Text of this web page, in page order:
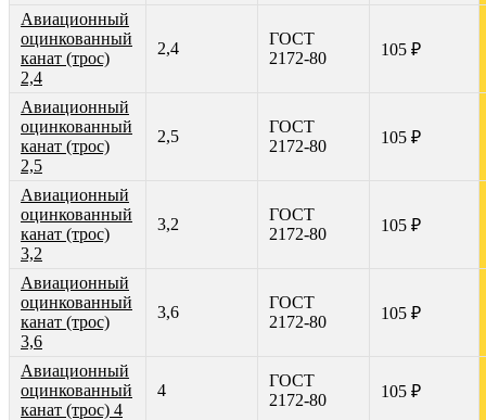
Авиационный
оцинкованный
канат (трос)
2,4
2,4
ГОСТ
2172-80
105 ₽
Авиационный
оцинкованный
канат (трос)
2,5
2,5
ГОСТ
2172-80
105 ₽
Авиационный
оцинкованный
канат (трос)
3,2
3,2
ГОСТ
2172-80
105 ₽
Авиационный
оцинкованный
канат (трос)
3,6
3,6
ГОСТ
2172-80
105 ₽
Авиационный
оцинкованный
канат (трос) 4
4
ГОСТ
2172-80
105 ₽